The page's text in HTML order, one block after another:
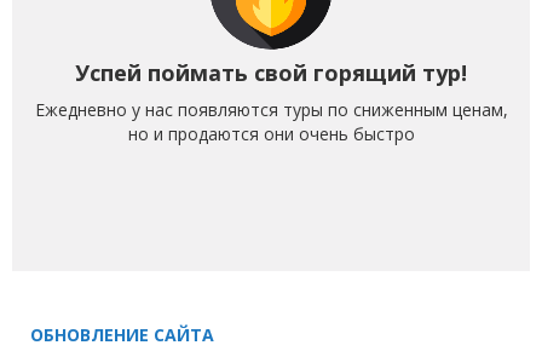
Успей поймать свой горящий тур!
Ежедневно у нас появляются туры по сниженным ценам,
но и продаются они очень быстро
ОБНОВЛЕНИЕ САЙТА